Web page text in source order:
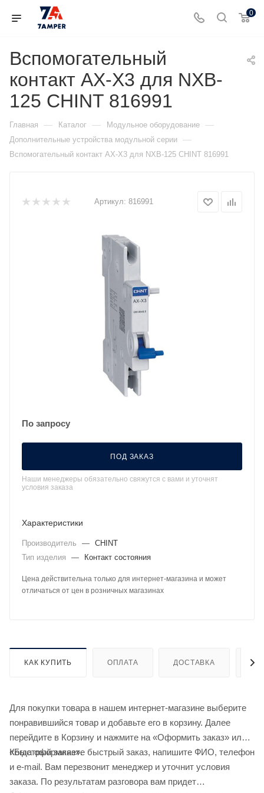
0
Вспомогательный
контакт AX-X3 для NXB-
125 CHINT 816991
Главная — Каталог — Модульное оборудование —
Дополнительные устройства модульной серии —
Вспомогательный контакт AX-X3 для NXB-125 CHINT 816991
Артикул: 816991
По запросу
ПОД ЗАКАЗ
Наши менеджеры обязательно свяжутся с вами и уточнят
условия заказа
Характеристики
Производитель — CHINT
Тип изделия
— Контакт состояния
Цена действительна только для интернет-магазина и может
отличаться от цен в розничных магазинах
КАК КУПИТЬ ОПЛАТА ДОСТАВКА
Для покупки товара в нашем интернет-магазине выберите
понравившийся товар и добавьте его в корзину. Далее
перейдите в Корзину и нажмите на «Оформить заказ» или
«Быстрый заказ».
Когда оформляете быстрый заказ, напишите ФИО, телефон
и e-mail. Вам перезвонит менеджер и уточнит условия
заказа. По результатам разговора вам придет